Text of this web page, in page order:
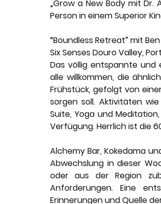
„Grow a New Body mit Dr.
Person in einem Superior
“Boundless Retreat” mit
Six Senses Douro Valley,
Das völlig entspannte und
alle willkommen, die
Frühstück, gefolgt von
sorgen soll. Aktivitäten
Suite, Yoga und
Verfügung. Herrlich ist die
Alchemy Bar, Kokedama
Abwechslung in dieser
oder aus der Region
Anforderungen. Eine
Erinnerungen und Quelle